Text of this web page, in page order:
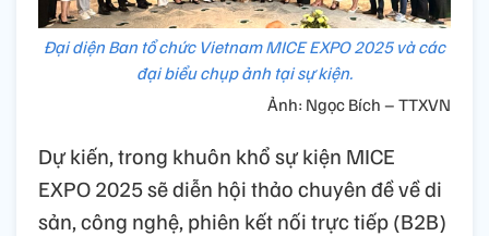
Đại diện Ban tổ chức Vietnam MICE EXPO 2025 và các
đại biểu chụp ảnh tại sự kiện.
Ảnh: Ngọc Bích – TTXVN
Dự kiến, trong khuôn khổ sự kiện MICE
EXPO 2025 sẽ diễn hội thảo chuyên đề về di
sản, công nghệ, phiên kết nối trực tiếp (B2B)